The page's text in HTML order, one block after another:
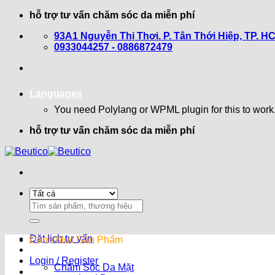
hỗ trợ tư vấn chăm sóc da miễn phí
93A1 Nguyễn Thị Thơi. P. Tân Thới Hiệp, TP.
0933044257 - 0886872479
Languages
You need Polylang or WPML plugin for this to
hỗ trợ tư vấn chăm sóc da miễn phí
Search
for:
Đặt lịch tư vấn
Login / Register
Danh Mục Sản Phẩm
Chăm Sóc Da Mặt